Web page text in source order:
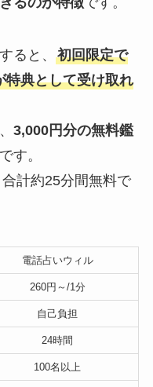
ると、
初回限定で
特典として受け取れ
3,000円分の無料鑑
す。
計約25分間無料で
電話占いウィル
260円～/1分
自己負担
24時間
100名以上